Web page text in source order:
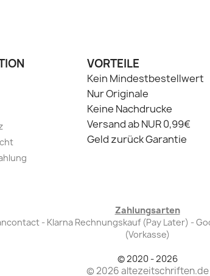
VORTEILE
Kein Mindestbestellwert
Nur Originale
Keine Nachdrucke
Versand ab NUR 0,99€
Geld zurück Garantie
Zahlungsarten
- Klarna Rechnungskauf (Pay Later) -
(Vorkasse)
© 2020 - 2026
© 2026 altezeitschriften.de